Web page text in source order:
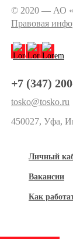
© 2020 — АО
Правовая
+7 (347)
tosko@tosko.ru
450027, Уфа,
Личный
Вакансии
Как